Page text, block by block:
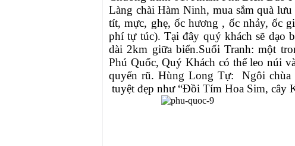
Làng chài Hàm Ninh, mua sắm quà
tít, mực, ghẹ, ốc hương , ốc nhảy, ốc
phí tự túc). Tại đây quý khách sẽ dạo
dài 2km giữa biển.Suối Tranh: một
Phú Quốc, Quý Khách có thể leo núi
quyến rũ.Hùng Long Tự: Ngôi chùa
tuyệt đẹp như “Đồi Tím Hoa Sim,